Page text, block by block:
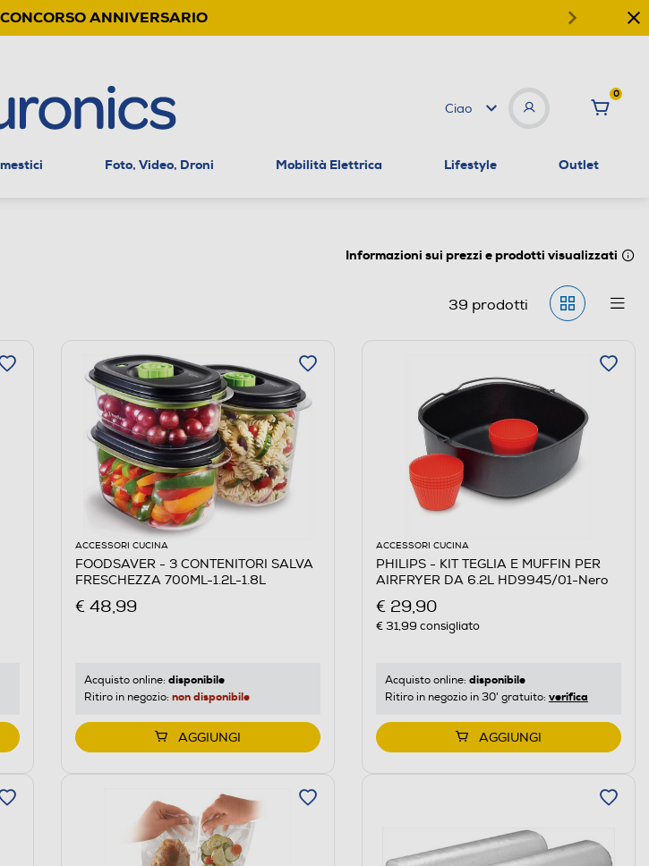
ANNIVERSARIO
Ciao
0
Foto, Video, Droni Mobilità Elettrica Lifestyle Outlet
Informazioni sui prezzi e prodotti visualizzati
39 prodotti
ACCESSORI CUCINA
FOODSAVER - 3 CONTENITORI SALVA
FRESCHEZZA 700ML-1.2L-1.8L
€ 48,99
Acquisto online: disponibile
Ritiro in negozio: non disponibile
AGGIUNGI
ACCESSORI CUCINA
PHILIPS - KIT TEGLIA E MUFFIN PER
AIRFRYER DA 6.2L HD9945/01-Nero
€ 29,90
€ 31,99 consigliato
Acquisto online: disponibile
Ritiro in negozio in 30' gratuito: verifica
AGGIUNGI